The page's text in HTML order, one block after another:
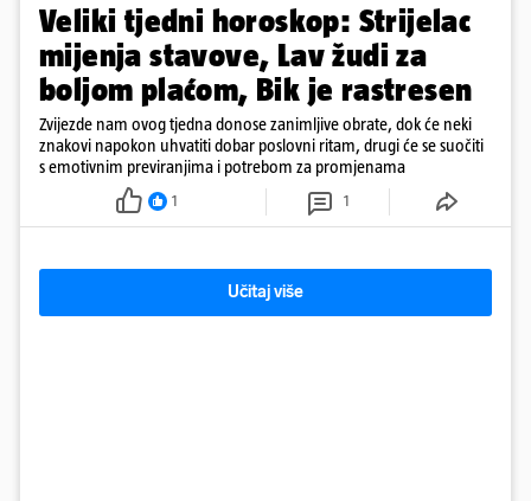
Veliki tjedni horoskop: Strijelac
mijenja stavove, Lav žudi za
boljom plaćom, Bik je rastresen
Zvijezde nam ovog tjedna donose zanimljive obrate, dok će neki
znakovi napokon uhvatiti dobar poslovni ritam, drugi će se suočiti
s emotivnim previranjima i potrebom za promjenama
1 1
Učitaj više